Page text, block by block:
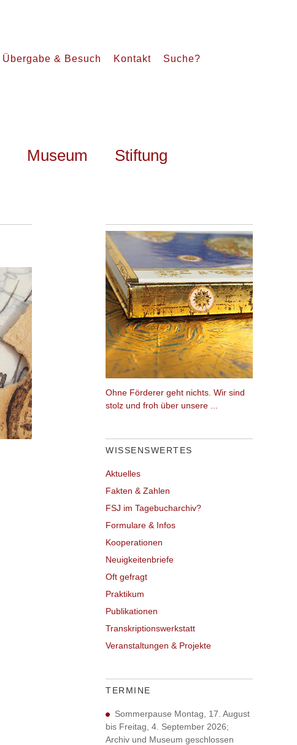
Übergabe & Besuch Kontakt Suche?
Museum Stiftung
Ohne Förderer geht nichts. Wir sind
stolz und froh über unsere ...
WISSENSWERTES
Aktuelles
Fakten & Zahlen
FSJ im Tagebucharchiv?
Formulare & Infos
Kooperationen
Neuigkeitenbriefe
Oft gefragt
Praktikum
Publikationen
Transkriptionswerkstatt
Veranstaltungen & Projekte
TERMINE
Sommerpause Montag, 17. August
bis Freitag, 4. September 2026;
Archiv und Museum geschlossen